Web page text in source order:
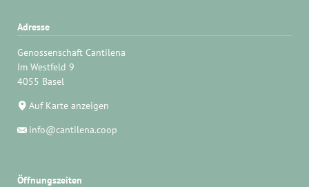
Adresse
Genossenschaft Cantilena
Im Westfeld 9
4055 Basel
Auf Karte anzeigen
info@cantilena.coop
Öffnungszeiten